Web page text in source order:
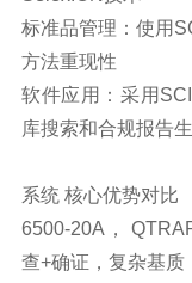
标准品管理：使用
方法重现性
软件应用：采用
库搜索和合规报告
系统 核心优势对比
6500-20A，
查+确证，复杂